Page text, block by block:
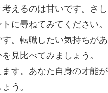
えるのは甘いです。さし
に尋ねてみてください。
。転職したい気持ちがあ
見比べてみましょう。
す。あなた自身の才能が
う。